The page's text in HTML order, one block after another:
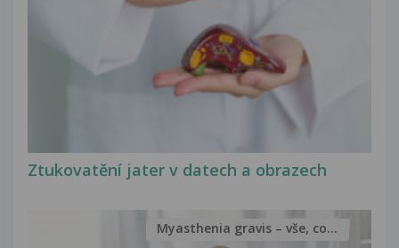
Ztukovatění jater v datech a obrazech
Myasthenia gravis – vše, co...